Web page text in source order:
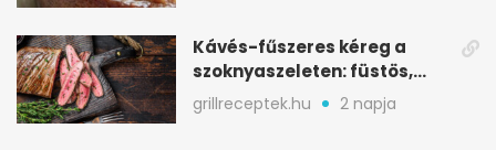
Kávés-fűszeres kéreg a
szoknyaszeleten: füstös,
csokoládés mélység
grillreceptek.hu 2 napja